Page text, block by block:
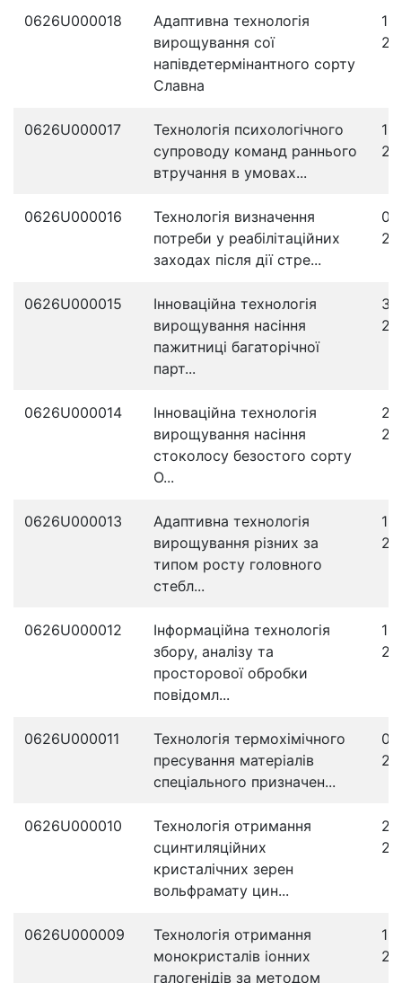
0626U000018
Адаптивна технологія
вирощування сої
напівдетермінантного сорту
Славна
0626U000017
Технологія психологічного
супроводу команд раннього
втручання в умовах...
0626U000016
Технологія визначення
потреби у реабілітаційних
заходах після дії стре...
0626U000015
Інноваційна технологія
вирощування насіння
пажитниці багаторічної
парт...
0626U000014
Інноваційна технологія
вирощування насіння
стоколосу безостого сорту
О...
0626U000013
Адаптивна технологія
вирощування різних за
типом росту головного
стебл...
0626U000012
Інформаційна технологія
збору, аналізу та
просторової обробки
повідомл...
0626U000011
Технологія термохімічного
пресування матеріалів
спеціального призначен...
0626U000010
Технологія отримання
сцинтиляційних
кристалічних зерен
вольфрамату цин...
0626U000009
Технологія отримання
монокристалів іонних
галогенідів за методом